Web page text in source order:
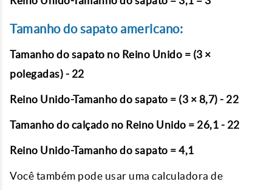
Tamanho do sapato americano:
Tamanho do sapato no Reino Unido = (3 ×
polegadas) - 22
Reino Unido-Tamanho do sapato = (3 × 8,7) - 22
Tamanho do calçado no Reino Unido = 26,1 - 22
Reino Unido-Tamanho do sapato = 4,1
Você também pode usar uma calculadora de